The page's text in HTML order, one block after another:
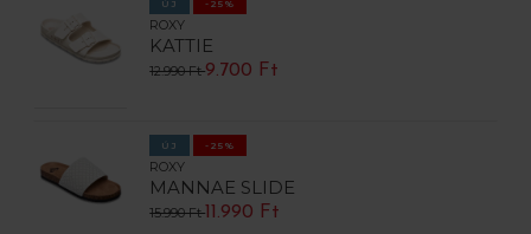
ÚJ -25%
ROXY
KATTIE
12.990 Ft9.700 Ft
ÚJ -25%
ROXY
MANNAE SLIDE
15.990 Ft 11.990 Ft